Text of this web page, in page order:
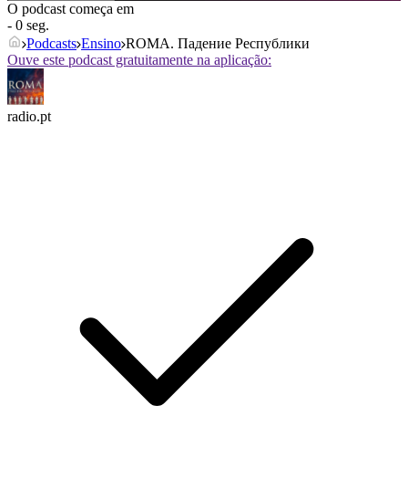
O podcast começa em
- 0 seg.
Podcasts Ensino ROMA. Падение Республики
Ouve este podcast gratuitamente na aplicação:
radio.pt